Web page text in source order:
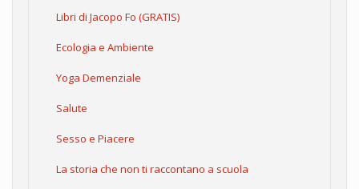
Libri di Jacopo Fo (GRATIS)
Ecologia e Ambiente
Yoga Demenziale
Salute
Sesso e Piacere
La storia che non ti raccontano a scuola